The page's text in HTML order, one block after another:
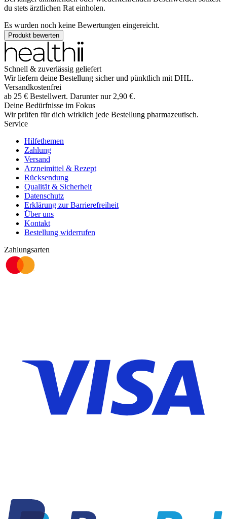
du stets ärztlichen Rat einholen.
Es wurden noch keine Bewertungen eingereicht.
Produkt bewerten
Schnell & zuverlässig geliefert
Wir liefern deine Bestellung sicher und pünktlich mit DHL.
Versandkostenfrei
ab 25 € Bestellwert. Darunter nur 2,90 €.
Deine Bedürfnisse im Fokus
Wir prüfen für dich wirklich jede Bestellung pharmazeutisch.
Service
Hilfethemen
Zahlung
Versand
Arzneimittel & Rezept
Rücksendung
Qualität & Sicherheit
Datenschutz
Erklärung zur Barrierefreiheit
Über uns
Kontakt
Bestellung widerrufen
Zahlungsarten